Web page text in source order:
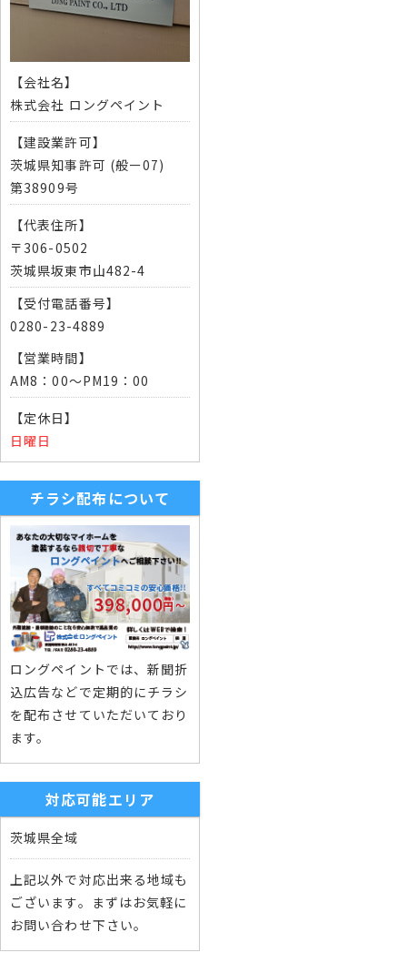
【会社名】
株式会社 ロングペイント
【建設業許可】
茨城県知事許可 (般ー07)
第38909号
【代表住所】
〒306-0502
茨城県坂東市山482-4
【受付電話番号】
0280-23-4889
【営業時間】
AM8：00～PM19：00
【定休日】
日曜日
チラシ配布について
ロングペイントでは、新聞折
込広告などで定期的にチラシ
を配布させていただいており
ます。
対応可能エリア
茨城県全域
上記以外で対応出来る地域も
ございます。まずはお気軽に
お問い合わせ下さい。